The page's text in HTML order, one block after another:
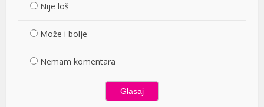
Nije loš
Može i bolje
Nemam komentara